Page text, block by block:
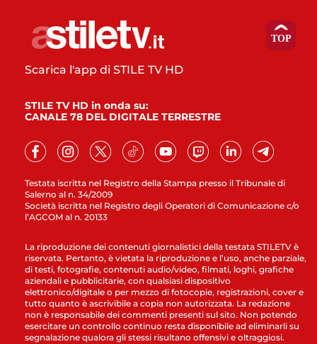
Testata iscritta nel Registro della Stampa presso il Tribunale di
Salerno al n. 34/2009
Società iscritta nel Registro degli Operatori di Comunicazione c/o
l’AGCOM al n. 20133
Scarica l'app di STILE TV HD
STILE TV HD in onda su:
CANALE 78 DEL DIGITALE TERRESTRE
La riproduzione dei contenuti giornalistici della testata STILETV è
riservata. Pertanto, è vietata la riproduzione e l’uso, anche parziale,
di testi, fotografie, contenuti audio/video, filmati, loghi, grafiche
aziendali e pubblicitarie, con qualsiasi dispositivo
elettronico/digitale o per mezzo di fotocopie, registrazioni, cover e
tutto quanto è ascrivibile a copia non autorizzata. La redazione
non è responsabile dei commenti presenti sul sito. Non potendo
esercitare un controllo continuo resta disponibile ad eliminarli su
segnalazione qualora gli stessi risultano offensivi e oltraggiosi.